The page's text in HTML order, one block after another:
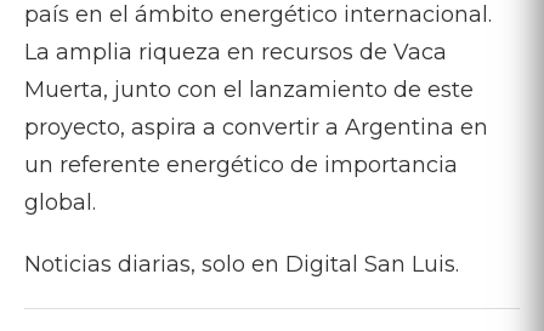
país en el ámbito energético internacional.
La amplia riqueza en recursos de Vaca
Muerta, junto con el lanzamiento de este
proyecto, aspira a convertir a Argentina en
un referente energético de importancia
global.
Noticias diarias, solo en Digital San Luis.